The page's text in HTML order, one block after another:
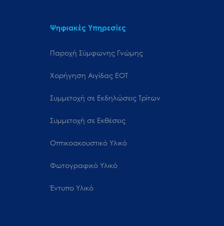
Ψηφιακές Υπηρεσίες
Παροχή Σύμφωνης Γνώμης
Χορήγηση Αιγίδας ΕΟΤ
Συμμετοχή σε Εκδηλώσεις Τρίτων
Συμμετοχή σε Εκθέσεις
Οπτικοακουστικό Υλικό
Φωτογραφικό Υλικό
Έντυπο Υλικό